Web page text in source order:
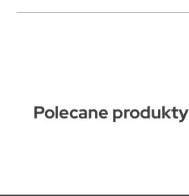
Polecane produkty